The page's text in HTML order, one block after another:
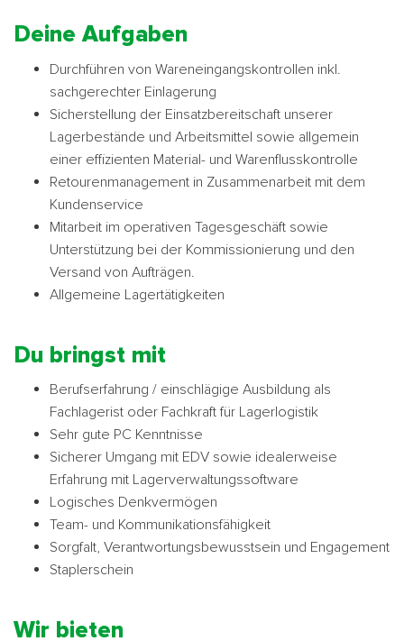
Deine Aufgaben
Durchführen von Wareneingangskontrollen inkl.
sachgerechter Einlagerung
Sicherstellung der Einsatzbereitschaft unserer
Lagerbestände und Arbeitsmittel sowie allgemein
einer effizienten Material- und Warenflusskontrolle
Retourenmanagement in Zusammenarbeit mit dem
Kundenservice
Mitarbeit im operativen Tagesgeschäft sowie
Unterstützung bei der Kommissionierung und den
Versand von Aufträgen.
Allgemeine Lagertätigkeiten
Du bringst mit
Berufserfahrung / einschlägige Ausbildung als
Fachlagerist oder Fachkraft für Lagerlogistik
Sehr gute PC Kenntnisse
Sicherer Umgang mit EDV sowie idealerweise
Erfahrung mit Lagerverwaltungssoftware
Logisches Denkvermögen
Team- und Kommunikationsfähigkeit
Sorgfalt, Verantwortungsbewusstsein und Engagement
Staplerschein
Wir bieten